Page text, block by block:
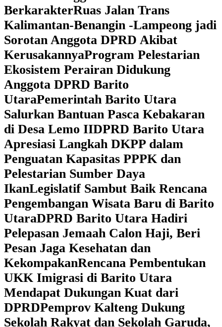
BerkarakterRuas Jalan Trans
Kalimantan-Benangin -Lampeong jadi
Sorotan Anggota DPRD Akibat
KerusakannyaProgram Pelestarian
Ekosistem Perairan Didukung
Anggota DPRD Barito
UtaraPemerintah Barito Utara
Salurkan Bantuan Pasca Kebakaran
di Desa Lemo IIDPRD Barito Utara
Apresiasi Langkah DKPP dalam
Penguatan Kapasitas PPPK dan
Pelestarian Sumber Daya
IkanLegislatif Sambut Baik Rencana
Pengembangan Wisata Baru di Barito
UtaraDPRD Barito Utara Hadiri
Pelepasan Jemaah Calon Haji, Beri
Pesan Jaga Kesehatan dan
KekompakanRencana Pembentukan
UKK Imigrasi di Barito Utara
Mendapat Dukungan Kuat dari
DPRD‎Pemprov Kalteng Dukung
Sekolah Rakyat dan Sekolah Garuda,